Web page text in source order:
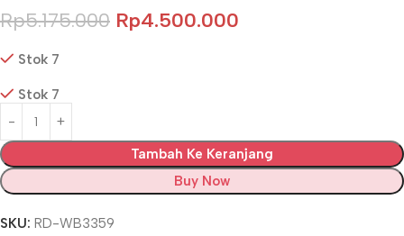
Rp5.175.000 Rp4.500.000
Stok 7
Stok 7
Tambah Ke Keranjang
Buy Now
SKU: RD-WB3359